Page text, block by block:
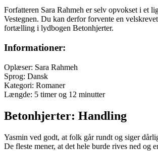
Forfatteren Sara Rahmeh er selv opvokset i et
Vestegnen. Du kan derfor forvente en
fortælling i lydbogen Betonhjerter.
Informationer:
Oplæser: Sara Rahmeh
Sprog: Dansk
Kategori: Romaner
Længde: 5 timer og 12 minutter
Betonhjerter: Handling
Yasmin ved godt, at folk går rundt og siger
De fleste mener, at det hele burde rives ned og